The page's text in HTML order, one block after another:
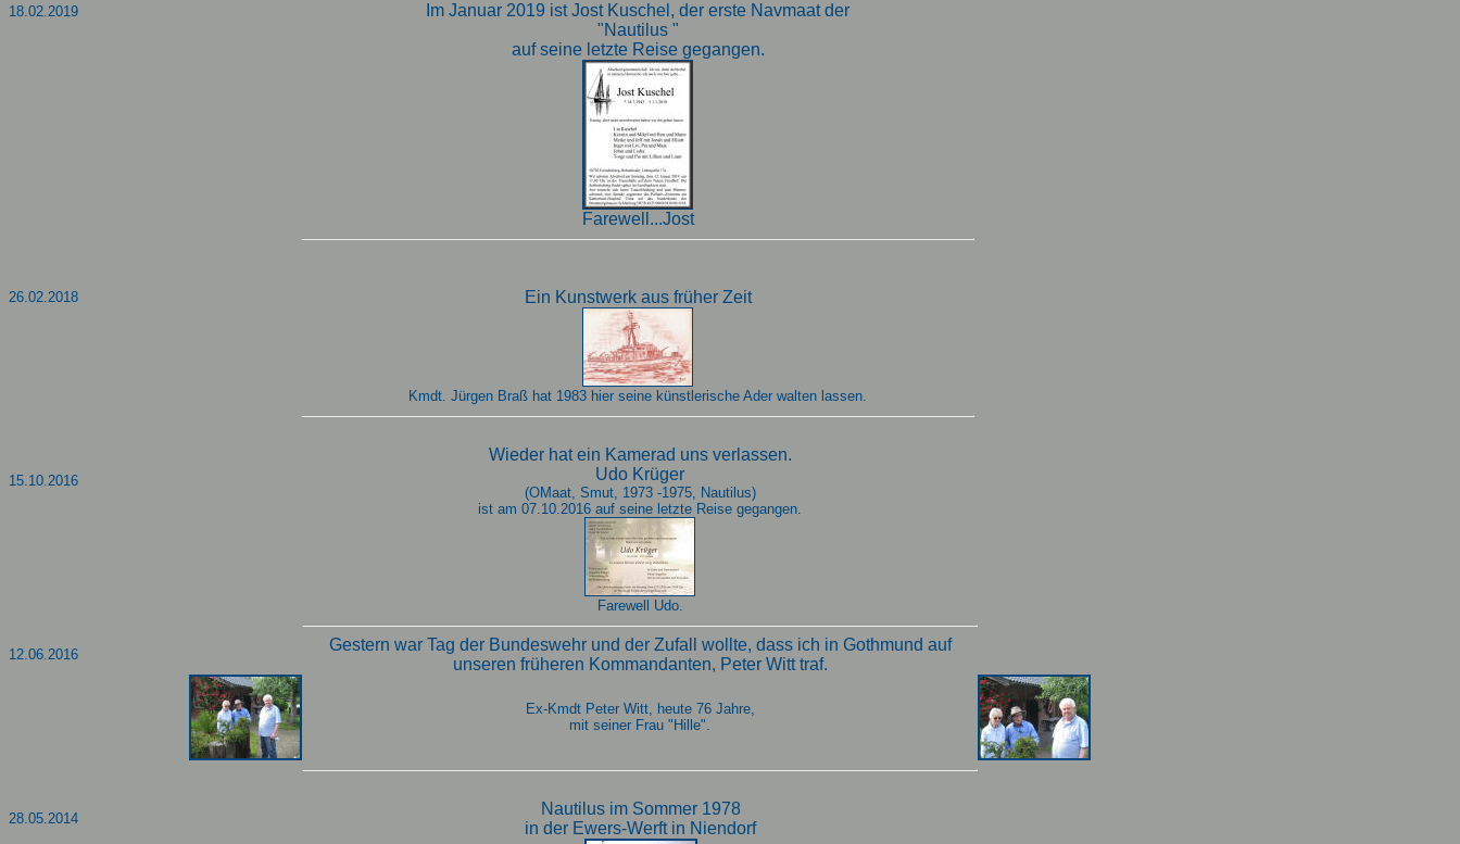
18.02.2019
Im Januar 2019 ist Jost Kuschel, der erste Navmaat der
"Nautilus "
auf seine letzte Reise gegangen.
Farewell...Jost
26.02.2018 Ein Kunstwerk aus früher Zeit
Kmdt. Jürgen Braß hat 1983 hier seine künstlerische Ader walten lassen.
15.10.2016
Wieder hat ein Kamerad uns verlassen.
Udo Krüger
(OMaat, Smut, 1973 -1975, Nautilus)
ist am 07.10.2016 auf seine letzte Reise gegangen.
Farewell Udo.
12.06.2016
Gestern war Tag der Bundeswehr und der Zufall wollte, dass ich in Gothmund auf
unseren früheren Kommandanten, Peter Witt traf.
Ex-Kmdt Peter Witt, heute 76 Jahre,
mit seiner Frau "Hille".
28.05.2014
Nautilus im Sommer 1978
in der Ewers-Werft in Niendorf